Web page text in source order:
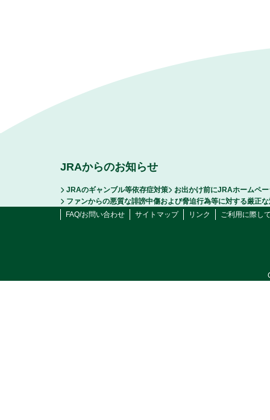
JRAからのお知らせ
JRAのギャンブル等依存症対策
お出かけ前にJRAホームペ
ファンからの悪質な誹謗中傷および脅迫行為等に対する厳正
FAQ/お問い合わせ
サイトマップ リンク ご利用に際し